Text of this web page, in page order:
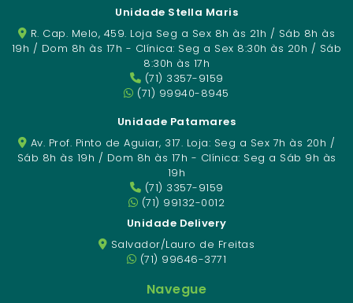
Unidade Stella Maris
R. Cap. Melo, 459. Loja Seg a Sex 8h às 21h / Sáb 8h às
19h / Dom 8h às 17h - Clínica: Seg a Sex 8:30h às 20h / Sáb
8:30h às 17h
(71) 3357-9159
(71) 99940-8945
Unidade Patamares
Av. Prof. Pinto de Aguiar, 317. Loja: Seg a Sex 7h às 20h /
Sáb 8h às 19h / Dom 8h às 17h - Clínica: Seg a Sáb 9h às
19h
(71) 3357-9159
(71) 99132-0012
Unidade Delivery
Salvador/Lauro de Freitas
(71) 99646-3771
Navegue